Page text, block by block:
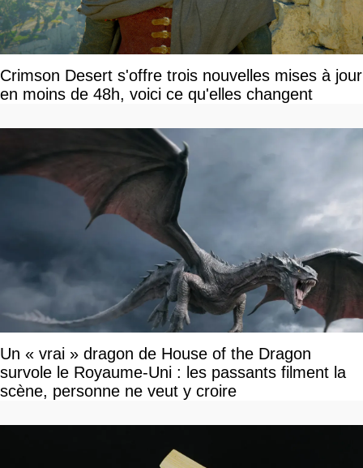
Crimson Desert s'offre trois nouvelles mises à jour
en moins de 48h, voici ce qu'elles changent
Un « vrai » dragon de House of the Dragon
survole le Royaume-Uni : les passants filment la
scène, personne ne veut y croire